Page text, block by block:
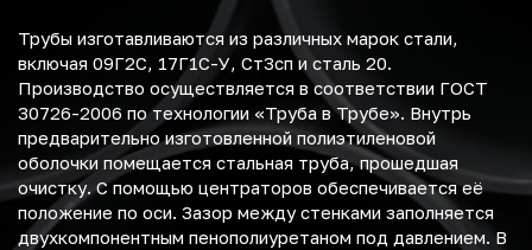
Трубы изготавливаются из различных марок стали,
включая 09Г2С, 17Г1С-У, Ст3сп и сталь 20.
Производство осуществляется в соответствии ГОСТ
30726-2006 по технологии «Труба в Трубе». Внутрь
предварительно изготовленной полиэтиленовой
оболочки помещается стальная труба, прошедшая
очистку. С помощью центраторов обеспечивается её
положение по оси. Зазор между стенками заполняется
двухкомпонентным пенополиуретаном под давлением. В